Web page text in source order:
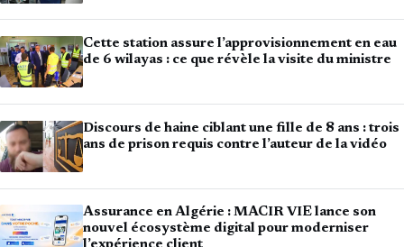
Cette station assure l’approvisionnement en eau
de 6 wilayas : ce que révèle la visite du ministre
Discours de haine ciblant une fille de 8 ans : trois
ans de prison requis contre l’auteur de la vidéo
Assurance en Algérie : MACIR VIE lance son
nouvel écosystème digital pour moderniser